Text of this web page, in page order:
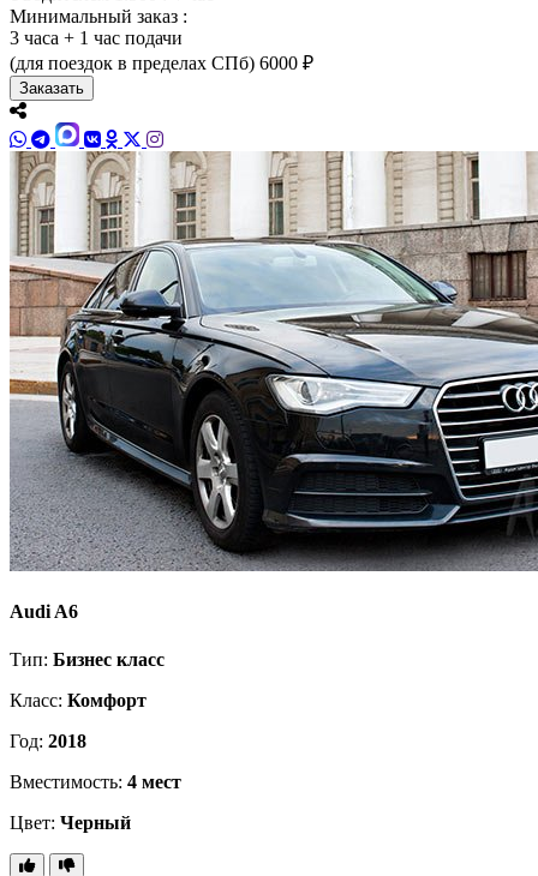
Минимальный заказ :
3 часа + 1 час подачи
(для поездок в пределах СПб) 6000 ₽
Заказать
Audi A6
Тип: Бизнес класс
Класс: Комфорт
Год: 2018
Вместимость: 4 мест
Цвет: Черный